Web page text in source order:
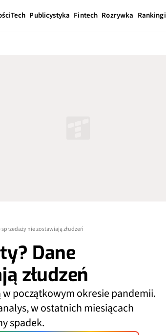
Tech Publicystyka Fintech Rozrywka Rankingi
nie zostawiają złudzeń
Dane
złudzeń
początkowym okresie pandemii.
w ostatnich miesiącach
spadek.